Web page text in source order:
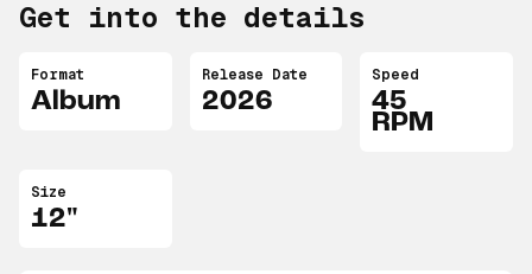
Get into the details
Format
Album
Release Date
2026
Speed
45
RPM
Size
12"